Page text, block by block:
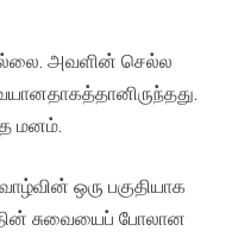
அவளின் செல்ல
மனம்.
ஒரு பகுதியாக
சுவையைப் போலான